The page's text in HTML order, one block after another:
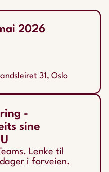
2026
31, Oslo
-
sine
Lenke til
i forveien.